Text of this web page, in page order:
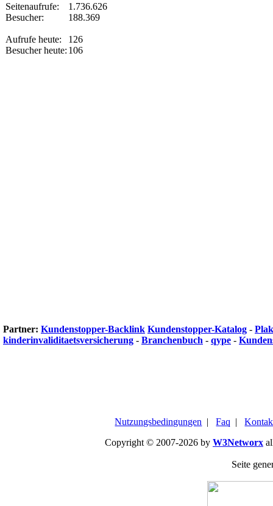
Seitenaufrufe:
Besucher:
Aufrufe heute:
Besucher heute:
1.736.626
188.369
126
106
Partner: Kundenstopper-Backlink Kundenstopper-Katalog -
kinderinvaliditaetsversicherung - Branchenbuch - qype -
Nutzungsbedingungen |Faq |
Copyright © 2007-2026 by W3Networx
Seite